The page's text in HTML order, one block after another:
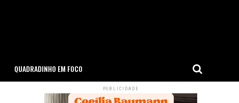
QUADRADINHO EM FOCO
PUBLICIDADE